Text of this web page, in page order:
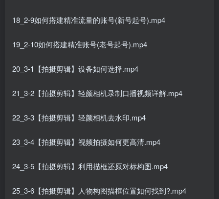
18_2-9如何搭建精准流量的账号(新号起号).mp4
19_2-10如何搭建精准账号(老号起号).mp4
20_3-1【拍摄剪辑】设备如何选择.mp4
21_3-2【拍摄剪辑】轻颜相机录制口播视频详解.mp4
22_3-3【拍摄剪辑】轻颜相机去水印.mp4
23_3-4【拍摄剪辑】视频拍摄如何更高清.mp4
24_3-5【拍摄剪辑】利用描框还原对标构图.mp4
25_3-6【拍摄剪辑】人物构图描框位置如何找到?.mp4